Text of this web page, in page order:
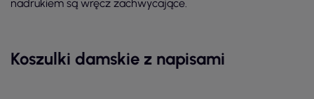
nadrukiem są wręcz zachwycające.
Koszulki damskie z napisami